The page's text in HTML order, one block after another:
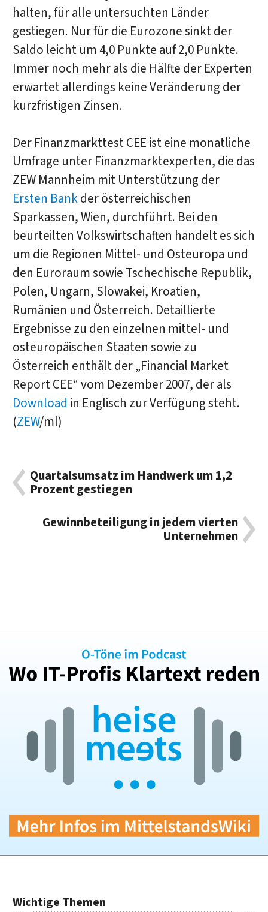
halten, für alle untersuchten Länder
gestiegen. Nur für die Eurozone sinkt der
Saldo leicht um 4,0 Punkte auf 2,0 Punkte.
Immer noch mehr als die Hälfte der Experten
erwartet allerdings keine Veränderung der
kurzfristigen Zinsen.
Der Finanzmarkttest CEE ist eine monatliche
Umfrage unter Finanzmarktexperten, die das
ZEW Mannheim mit Unterstützung der
Ersten Bankder österreichischen
Sparkassen, Wien, durchführt. Bei den
beurteilten Volkswirtschaften handelt es sich
um die Regionen Mittel- und Osteuropa und
den Euroraum sowie Tschechische Republik,
Polen, Ungarn, Slowakei, Kroatien,
Rumänien und Österreich. Detaillierte
Ergebnisse zu den einzelnen mittel- und
osteuropäischen Staaten sowie zu
Österreich enthält der „Financial Market
Report CEE“ vom Dezember 2007, der als
Download in Englisch zur Verfügung steht.
(ZEW/ml)
Quartalsumsatz im Handwerk um 1,2
Prozent gestiegen
Gewinnbeteiligung in jedem vierten
Unternehmen
Wichtige Themen